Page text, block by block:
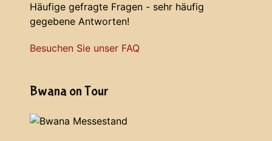
Häufige gefragte Fragen - sehr häufig
gegebene Antworten!
Besuchen Sie unser FAQ
Bwana on Tour